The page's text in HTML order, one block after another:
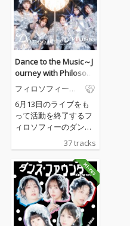
Dance to the Music～J
ourney with Philosoph
y no Dance～
フィロソフィーの
6月13日のライブをも
って活動を終了するフ
ィロソフィーのダンス
だ、「Indies Best」
と、新曲「ダンス・フ
ォー・フィロソフィ
ー」を収録した「Majo
r Best」で構成された2
枚組ベスト盤。
37 tracks